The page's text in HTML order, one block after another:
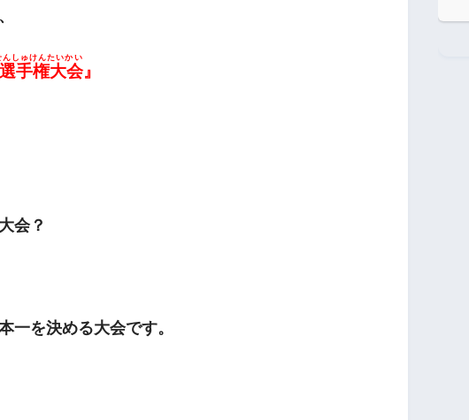
手権大会
しゅけんたいかい
』
会？
一を決める大会です。